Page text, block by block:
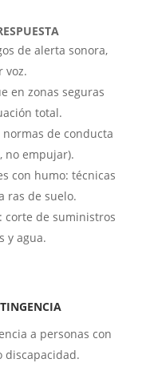
de alerta sonora,
voz.
en zonas seguras
total.
de conducta
no empujar).
con humo: técnicas
ras de suelo.
corte de suministros
y agua.
a personas con
discapacidad.